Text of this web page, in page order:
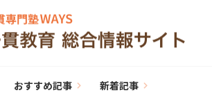
おすすめ記事 新着記事